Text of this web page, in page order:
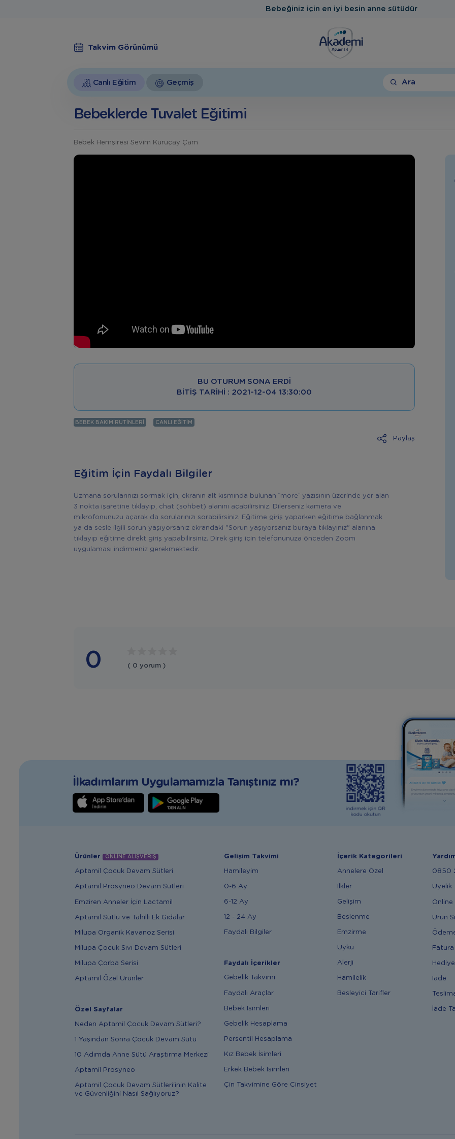
Bebeğiniz için en iyi besin anne sütüdür
Takvim Görünümü
Canlı Eğitim Geçmiş Ara
Bebeklerde Tuvalet Eğitimi
Bebek Hemşiresi Sevim Kuruçay Çam
BU OTURUM SONA ERDI
BITIŞ TARIHI : 2021-12-04 13:30:00
BEBEK BAKIM RUTINLERI CANLI EĞITIM
Paylaş
Eğitim İçin Faydalı Bilgiler
Uzmana sorularınızı sormak için, ekranın alt kısmında bulunan “more” yazısının üzerinde yer alan
3 nokta işaretine tıklayıp, chat (sohbet) alanını açabilirsiniz. Dilerseniz kamera ve
mikrofonunuzu açarak da sorularınızı sorabilirsiniz. Eğitime giriş yaparken eğitime bağlanmak
ya da sesle ilgili sorun yaşıyorsanız ekrandaki "Sorun yaşıyorsanız buraya tıklayınız" alanına
tıklayıp eğitime direkt giriş yapabilirsiniz. Direk giriş için telefonunuza önceden Zoom
uygulaması indirmeniz gerekmektedir.
0 ( 0 yorum )
İlkadımlarım Uygulamamızla Tanıştınız mı?
Ürünler ONLİNE ALIŞVERİŞ
Aptamil Çocuk Devam Sütleri
Aptamil Prosyneo Devam Sütleri
Emziren Anneler İçin Lactamil
Aptamil Sütlü ve Tahıllı Ek Gıdalar
Milupa Organik Kavanoz Serisi
Milupa Çocuk Sıvı Devam Sütleri
Milupa Çorba Serisi
Aptamil Özel Ürünler
Özel Sayfalar
Neden Aptamil Çocuk Devam Sütleri?
1 Yaşından Sonra Çocuk Devam Sütü
10 Adımda Anne Sütü Araştırma Merkezi
Aptamil Prosyneo
Aptamil Çocuk Devam Sütleri'inin Kalite
ve Güvenliğini Nasıl Sağlıyoruz?
Gelişim Takvimi
Hamileyim
0-6 Ay
6-12 Ay
12 - 24 Ay
Faydalı Bilgiler
Faydalı İçerikler
Gebelik Takvimi
Faydalı Araçlar
Bebek İsimleri
Gebelik Hesaplama
Persentil Hesaplama
Kız Bebek İsimleri
Erkek Bebek İsimleri
Çin Takvimine Göre Cinsiyet
İçerik Kategorileri
Annelere Özel
İlkler
Gelişim
Beslenme
Emzirme
Uyku
Alerji
Hamilelik
Besleyici Tarifler
0850
Üyelik
Online
Ürün
Fatura
İade
İade